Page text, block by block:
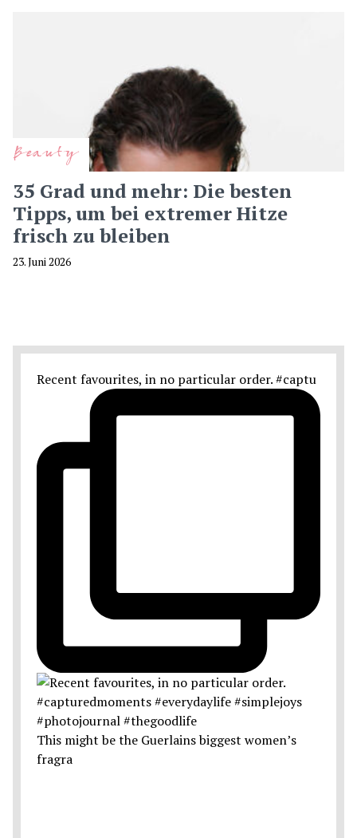
Beauty
35 Grad und mehr: Die besten
Tipps, um bei extremer Hitze
frisch zu bleiben
23. Juni 2026
Recent favourites, in no particular order. #captu
This might be the Guerlains biggest women’s
fragra